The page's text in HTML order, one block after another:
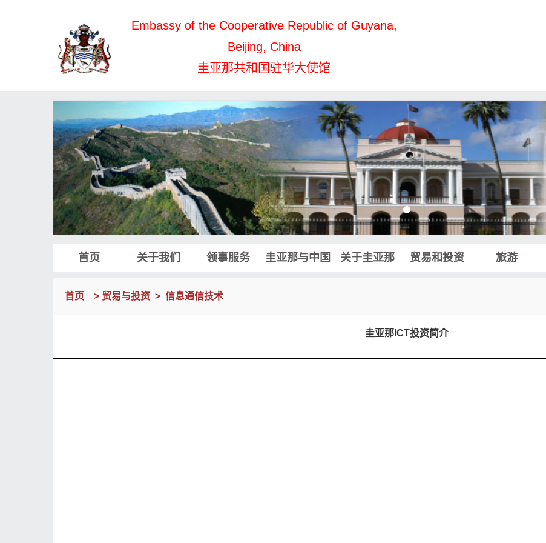
Embassy of the Cooperative Republic of Guyana,
Beijing, China
圭亚那共和国驻华大使馆
首页 关于我们 领事服务 圭亚那与中国 关于圭亚那 贸易和投资 旅游
首页 > 贸易与投资 > 信息通信技术
圭亚那ICT投资简介